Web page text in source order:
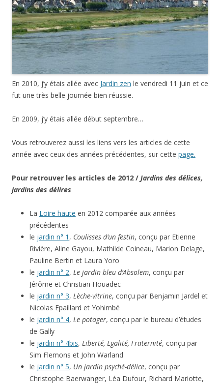
En 2010, j’y étais allée avec Jardin zen le vendredi 11 juin et ce
fut une très belle journée bien réussie.
En 2009, j’y étais allée début septembre…
Vous retrouverez aussi les liens vers les articles de cette
année avec ceux des années précédentes, sur cette page.
Pour retrouver les articles de 2012 / Jardins des délices,
jardins des délires
La Loire haute en 2012 comparée aux années
précédentes
le jardin n° 1 , Coulisses d’un festin, conçu par Etienne
Rivière, Aline Gayou, Mathilde Coineau, Marion Delage,
Pauline Bertin et Laura Yoro
le jardin n° 2, Le jardin bleu d’Absolem, conçu par
Jérôme et Christian Houadec
le jardin n° 3, Lèche-vitrine, conçu par Benjamin Jardel et
Nicolas Epaillard et Yohimbé
le jardin n° 4, Le potager, conçu par le bureau d’études
de Gally
le jardin n° 4bis, Liberté, Egalité, Fraternité, conçu par
Sim Flemons et John Warland
le jardin n° 5, Un jardin psyché-délice, conçu par
Christophe Baerwanger, Léa Dufour, Richard Mariotte,